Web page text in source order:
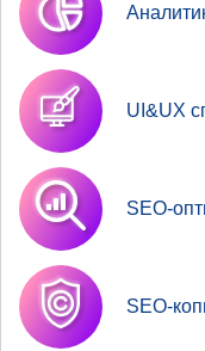
UI&UX
SEO-
SEO-